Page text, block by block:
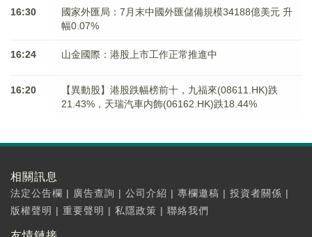
16:30
國家外匯局：7月末中國外匯儲備規模34188億美元 升
幅0.07%
16:24 山金國際：港股上市工作正常推進中
16:20
【異動股】港股跌幅榜前十，九福來(08611.HK)跌
21.43%，天瑞汽車内飾(06162.HK)跌18.44%
相關訊息
法定公告欄 | 廣告查詢 | 公司介紹 | 專欄邀稿 | 投資者關係 |
版權聲明 | 重要聲明 | 私隱政策 | 聯絡我們